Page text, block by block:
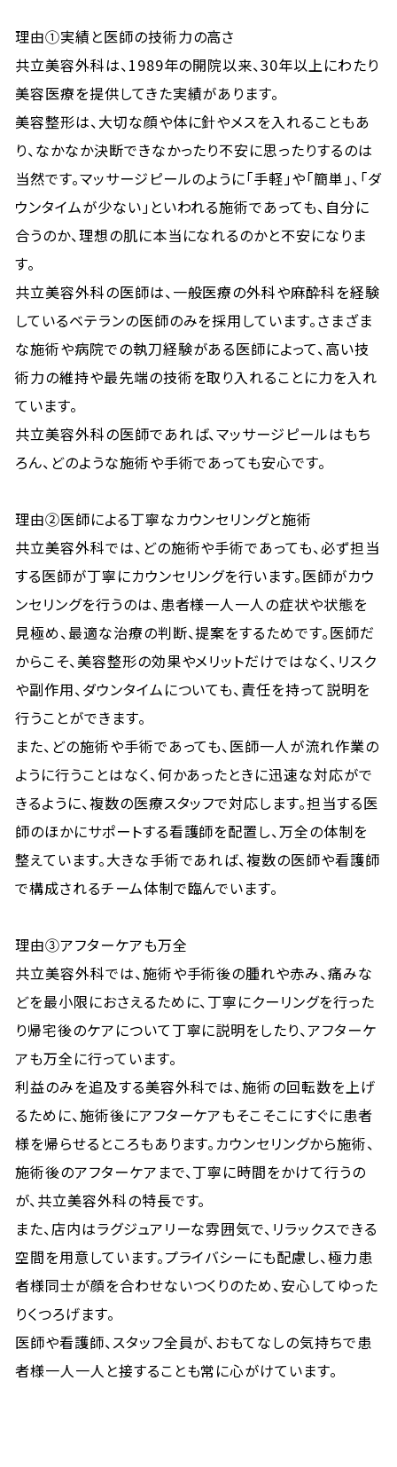
理由①実績と医師の技術力の高さ
共立美容外科は、1989年の開院以来、30年以上にわたり
美容医療を提供してきた実績があります。
美容整形は、大切な顔や体に針やメスを入れることもあ
り、なかなか決断できなかったり不安に思ったりするのは
当然です。マッサージピールのように「手軽」や「簡単」、「ダ
ウンタイムが少ない」といわれる施術であっても、自分に
合うのか、理想の肌に本当になれるのかと不安になりま
す。
共立美容外科の医師は、一般医療の外科や麻酔科を経験
しているベテランの医師のみを採用しています。さまざま
な施術や病院での執刀経験がある医師によって、高い技
術力の維持や最先端の技術を取り入れることに力を入れ
ています。
共立美容外科の医師であれば、マッサージピールはもち
ろん、どのような施術や手術であっても安心です。
理由②医師による丁寧なカウンセリングと施術
共立美容外科では、どの施術や手術であっても、必ず担当
する医師が丁寧にカウンセリングを行います。医師がカウ
ンセリングを行うのは、患者様一人一人の症状や状態を
見極め、最適な治療の判断、提案をするためです。医師だ
からこそ、美容整形の効果やメリットだけではなく、リスク
や副作用、ダウンタイムについても、責任を持って説明を
行うことができます。
また、どの施術や手術であっても、医師一人が流れ作業の
ように行うことはなく、何かあったときに迅速な対応がで
きるように、複数の医療スタッフで対応します。担当する医
師のほかにサポートする看護師を配置し、万全の体制を
整えています。大きな手術であれば、複数の医師や看護師
で構成されるチーム体制で臨んでいます。
理由③アフターケアも万全
共立美容外科では、施術や手術後の腫れや赤み、痛みな
どを最小限におさえるために、丁寧にクーリングを行った
り帰宅後のケアについて丁寧に説明をしたり、アフターケ
アも万全に行っています。
利益のみを追及する美容外科では、施術の回転数を上げ
るために、施術後にアフターケアもそこそこにすぐに患者
様を帰らせるところもあります。カウンセリングから施術、
施術後のアフターケアまで、丁寧に時間をかけて行うの
が、共立美容外科の特長です。
また、店内はラグジュアリーな雰囲気で、リラックスできる
空間を用意しています。プライバシーにも配慮し、極力患
者様同士が顔を合わせないつくりのため、安心してゆった
りくつろげます。
医師や看護師、スタッフ全員が、おもてなしの気持ちで患
者様一人一人と接することも常に心がけています。